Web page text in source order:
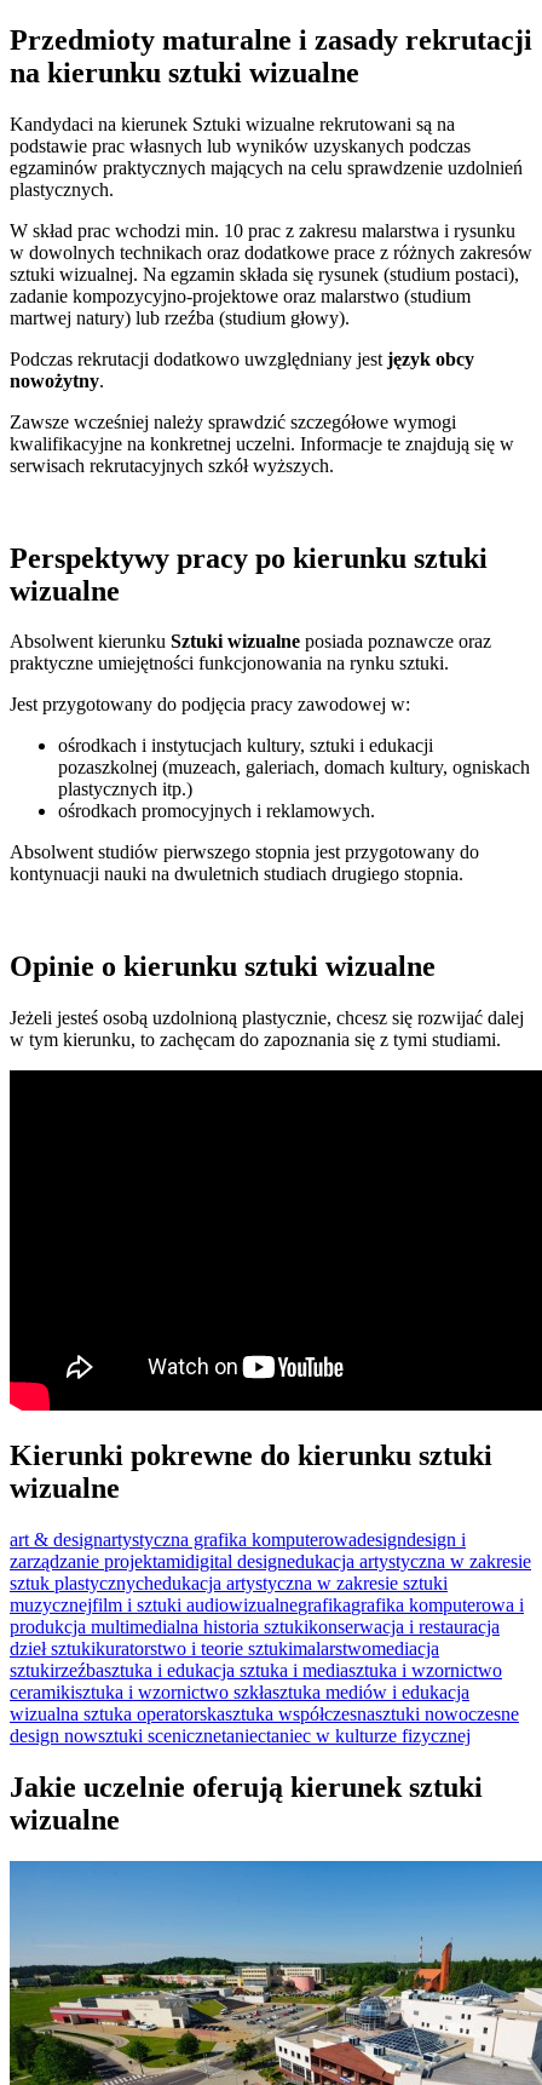
Przedmioty maturalne i zasady rekrutacji
na kierunku sztuki wizualne
Kandydaci na kierunek Sztuki wizualne rekrutowani są na
podstawie prac własnych lub wyników uzyskanych podczas
egzaminów praktycznych mających na celu sprawdzenie uzdolnień
plastycznych.
W skład prac wchodzi min. 10 prac z zakresu malarstwa i rysunku
w dowolnych technikach oraz dodatkowe prace z różnych zakresów
sztuki wizualnej. Na egzamin składa się rysunek (studium postaci),
zadanie kompozycyjno-projektowe oraz malarstwo (studium
martwej natury) lub rzeźba (studium głowy).
Podczas rekrutacji dodatkowo uwzględniany jest język obcy
nowożytny.
Zawsze wcześniej należy sprawdzić szczegółowe wymogi
kwalifikacyjne na konkretnej uczelni. Informacje te znajdują się w
serwisach rekrutacyjnych szkół wyższych.
Perspektywy pracy po kierunku sztuki
wizualne
Absolwent kierunku Sztuki wizualne posiada poznawcze oraz
praktyczne umiejętności funkcjonowania na rynku sztuki.
Jest przygotowany do podjęcia pracy zawodowej w:
ośrodkach i instytucjach kultury, sztuki i edukacji
pozaszkolnej (muzeach, galeriach, domach kultury, ogniskach
plastycznych itp.)
ośrodkach promocyjnych i reklamowych.
Absolwent studiów pierwszego stopnia jest przygotowany do
kontynuacji nauki na dwuletnich studiach drugiego stopnia.
Opinie o kierunku sztuki wizualne
Jeżeli jesteś osobą uzdolnioną plastycznie, chcesz się rozwijać dalej
w tym kierunku, to zachęcam do zapoznania się z tymi studiami.
Kierunki pokrewne do kierunku sztuki
wizualne
art & designartystyczna grafika komputerowadesigndesign i
zarządzanie projektamidigital designedukacja artystyczna w zakresie
sztuk plastycznychedukacja artystyczna w zakresie sztuki
muzycznejfilm i sztuki audiowizualnegrafikagrafika komputerowa i
produkcja multimedialna historia sztukikonserwacja i restauracja
dzieł sztukikuratorstwo i teorie sztukimalarstwomediacja
sztukirzeźbasztuka i edukacja sztuka i mediasztuka i wzornictwo
ceramikisztuka i wzornictwo szkłasztuka mediów i edukacja
wizualna sztuka operatorskasztuka współczesnasztuki nowoczesne
design nowsztuki scenicznetaniectaniec w kulturze fizycznej
Jakie uczelnie oferują kierunek sztuki
wizualne